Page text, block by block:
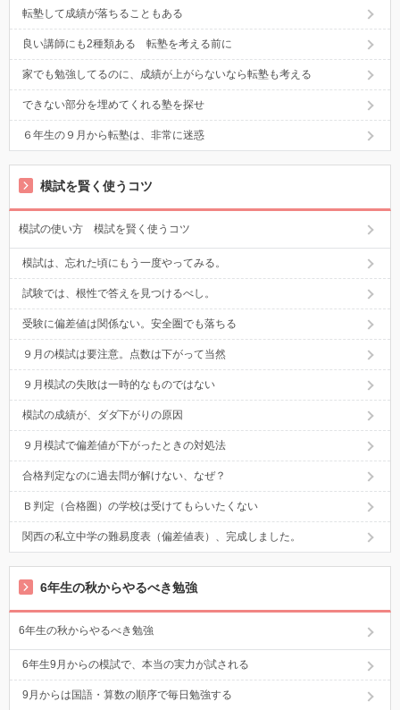
転塾して成績が落ちることもある
良い講師にも2種類ある 転塾を考える前に
家でも勉強してるのに、成績が上がらないなら転塾も考える
できない部分を埋めてくれる塾を探せ
６年生の９月から転塾は、非常に迷惑
模試を賢く使うコツ
模試の使い方 模試を賢く使うコツ
模試は、忘れた頃にもう一度やってみる。
試験では、根性で答えを見つけるべし。
受験に偏差値は関係ない。安全圏でも落ちる
９月の模試は要注意。点数は下がって当然
９月模試の失敗は一時的なものではない
模試の成績が、ダダ下がりの原因
９月模試で偏差値が下がったときの対処法
合格判定なのに過去問が解けない、なぜ？
Ｂ判定（合格圏）の学校は受けてもらいたくない
関西の私立中学の難易度表（偏差値表）、完成しました。
6年生の秋からやるべき勉強
6年生の秋からやるべき勉強
6年生9月からの模試で、本当の実力が試される
9月からは国語・算数の順序で毎日勉強する